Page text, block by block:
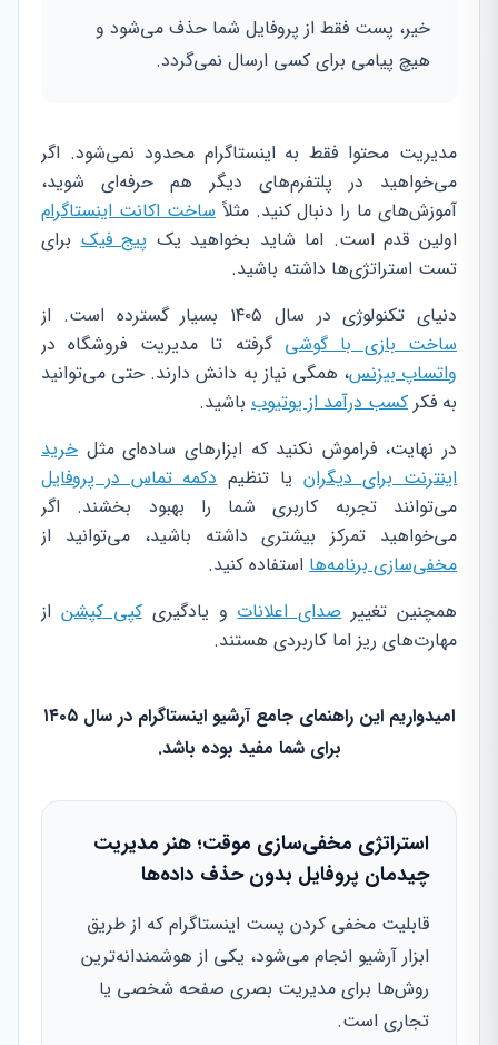
خیر، پست فقط از پروفایل شما حذف می‌شود و
هیچ پیامی برای کسی ارسال نمی‌گردد.
مدیریت محتوا فقط به اینستاگرام محدود نمی‌شود. اگر
می‌خواهید در پلتفرم‌های دیگر هم حرفه‌ای شوید،
آموزش‌های ما را دنبال کنید. مثلاًساخت اکانت اینستاگرام
اولین قدم است. اما شاید بخواهید یک پیج فیکبرای
تست استراتژی‌ها داشته باشید.
دنیای تکنولوژی در سال ۱۴۰۵ بسیار گسترده است. از
ساخت بازی با گوشی گرفته تا مدیریت فروشگاه در
واتساپ بیزنس، همگی نیاز به دانش دارند. حتی می‌توانید
به فکر کسب درآمد از یوتیوب باشید.
در نهایت، فراموش نکنید که ابزارهای ساده‌ای مثل خرید
اینترنت برای دیگران یا تنظیمدکمه تماس در پروفایل
می‌توانند تجربه کاربری شما را بهبود بخشند. اگر
می‌خواهید تمرکز بیشتری داشته باشید، می‌توانید از
مخفی‌سازی برنامه‌ها استفاده کنید.
همچنین تغییرصدای اعلاناتو یادگیریکپی کپشن از
مهارت‌های ریز اما کاربردی هستند.
امیدواریم این راهنمای جامع آرشیو اینستاگرام در سال ۱۴۰۵
برای شما مفید بوده باشد.
استراتژی مخفی‌سازی موقت؛ هنر مدیریت
چیدمان پروفایل بدون حذف داده‌ها
قابلیت مخفی کردن پست اینستاگرام که از طریق
ابزار آرشیو انجام می‌شود، یکی از هوشمندانه‌ترین
روش‌ها برای مدیریت بصری صفحه شخصی یا
تجاری است.